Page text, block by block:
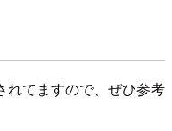
れてますので、ぜひ参考